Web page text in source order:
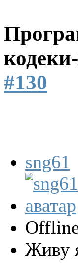
#130
sng61
Живу